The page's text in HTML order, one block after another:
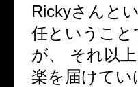
Rickyさんと
任というこ
が、 それ以
楽を届けて